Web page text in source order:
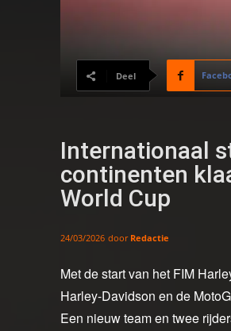
Deel
Internationaal
continenten
World Cup
24/03/2026 door Redactie
Met de start van het FIM
Harley-Davidson en de
Een nieuw team en twee